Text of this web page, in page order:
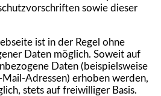
sowie dieser
ist in der Regel ohne
Daten möglich. Soweit auf
Daten (beispielsweise
Adressen) erhoben werden,
stets auf freiwilliger Basis.